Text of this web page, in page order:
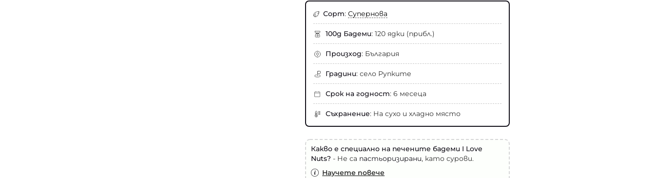
Сорт: Супернова
100g Бадеми: 120 ядки (прибл.)
Произход: България
Градини: село Рупките
Срок на годност: 6 месеца
Съхранение: На сухо и хладно място
Какво е специално на печените бадеми I Love
Nuts? - Не са пастьоризирани, като сурови.
Научете повече